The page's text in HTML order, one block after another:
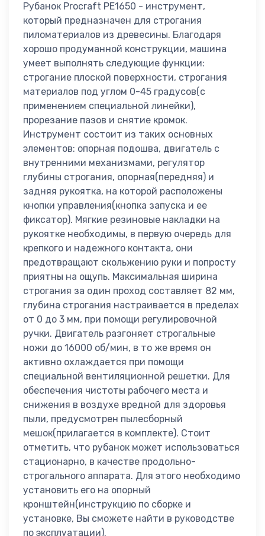
Рубанок Procraft PE1650 - инструмент,
который предназначен для строгания
пиломатериалов из древесины. Благодаря
хорошо продуманной конструкции, машина
умеет выполнять следующие функции:
строгание плоской поверхности, строгания
материалов под углом 0-45 градусов(с
применением специальной линейки),
прорезание пазов и снятие кромок.
Инструмент состоит из таких основных
элементов: опорная подошва, двигатель с
внутренними механизмами, регулятор
глубины строгания, опорная(передняя) и
задняя рукоятка, на которой расположены
кнопки управления(кнопка запуска и ее
фиксатор). Мягкие резиновые накладки на
рукоятке необходимы, в первую очередь для
крепкого и надежного контакта, они
предотвращают скольжению руки и попросту
приятны на ощупь. Максимальная ширина
строгания за один проход составляет 82 мм,
глубина строгания настраивается в пределах
от 0 до 3 мм, при помощи регулировочной
ручки. Двигатель разгоняет строгальные
ножи до 16000 об/мин, в то же время он
активно охлаждается при помощи
специальной вентиляционной решетки. Для
обеспечения чистоты рабочего места и
снижения в воздухе вредной для здоровья
пыли, предусмотрен пылесборный
мешок(прилагается в комплекте). Стоит
отметить, что рубанок может использоваться
стационарно, в качестве продольно-
строгального аппарата. Для этого необходимо
установить его на опорный
кронштейн(инструкцию по сборке и
установке, Вы сможете найти в руководстве
по эксплуатации).